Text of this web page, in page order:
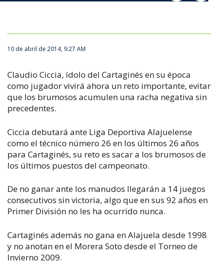
10 de abril de 2014, 9:27 AM
Claudio Ciccia, ídolo del Cartaginés en su época
como jugador vivirá ahora un reto importante, evitar
que los brumosos acumulen una racha negativa sin
precedentes.
Ciccia debutará ante Liga Deportiva Alajuelense
como el técnico número 26 en los últimos 26 años
para Cartaginés, su reto es sacar a los brumosos de
los últimos puestos del campeonato.
De no ganar ante los manudos llegarán a 14 juegos
consecutivos sin victoria, algo que en sus 92 años en
Primer División no les ha ocurrido nunca.
Cartaginés además no gana en Alajuela desde 1998
y no anotan en el Morera Soto desde el Torneo de
Invierno 2009.